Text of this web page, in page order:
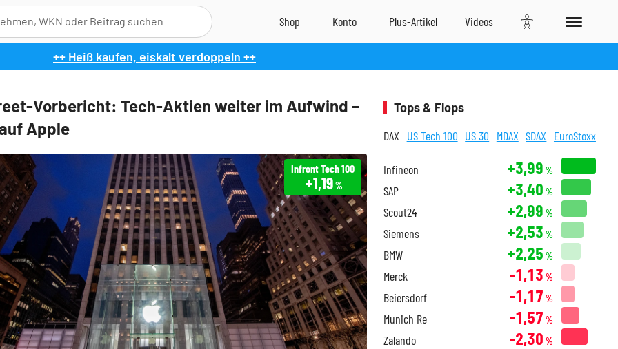
++ Heiß kaufen, eiskalt verdoppeln ++
Vorbericht: Tech-Aktien weiter im Aufwind –
Apple
Infront Tech 100
+1,19%
Tops & Flops
DAX US Tech 100 US 30 MDAX SDAX EuroStoxx
Infineon +3,99 %
SAP +3,40 %
Scout24 +2,99 %
Siemens +2,53 %
BMW +2,25 %
Merck -1,13 %
Beiersdorf -1,17 %
Munich Re -1,57 %
Zalando -2,30 %